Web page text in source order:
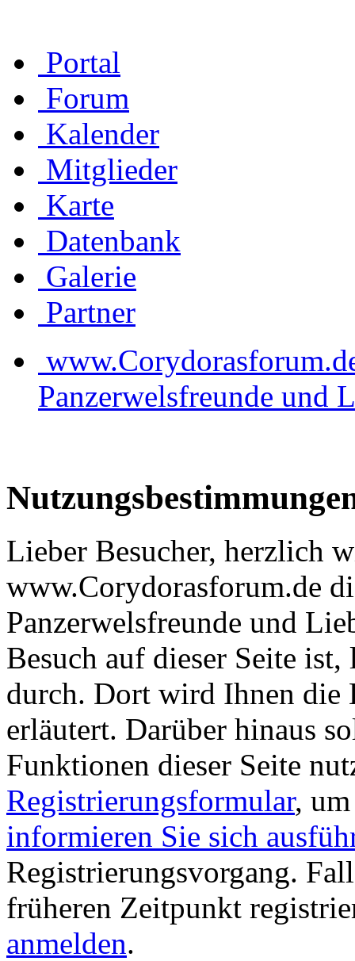
Portal
Forum
Kalender
Mitglieder
Karte
Datenbank
Galerie
Partner
Panzerwelsfreunde und
Lieber Besucher, herzlich
www.Corydorasforum.de
Panzerwelsfreunde und
Besuch auf dieser Seite
durch. Dort wird Ihnen die
erläutert. Darüber hinaus
Funktionen dieser Seite
Registrierungsformular,
informieren Sie sich
Registrierungsvorgang.
früheren Zeitpunkt
anmelden.